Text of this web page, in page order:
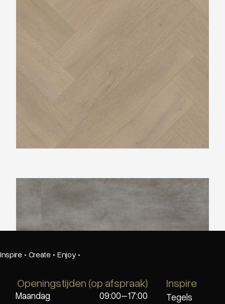
Ambiant Concrete XL Blue Grey
Inspire · Create · Enjoy ·
Openingstijden (op afspraak)
Maandag
09:00–17:00
Inspire
Tegels